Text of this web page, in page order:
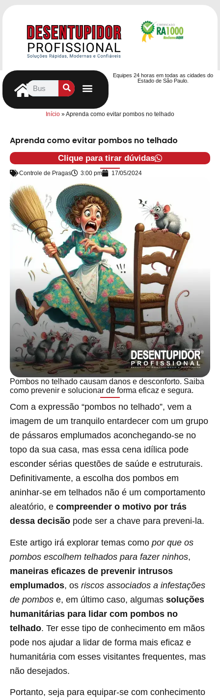
Equipes 24 horas em todas as cidades do
Estado de São Paulo.
Início »Aprenda como evitar pombos no telhado
Aprenda como evitar pombos no telhado
Clique para tirar dúvidas
Controle de Pragas 3:00 pm 17/05/2024
Pombos no telhado causam danos e desconforto. Saiba
como prevenir e solucionar de forma eficaz e segura.
Com a expressão “pombos no telhado”, vem a
imagem de um tranquilo entardecer com um grupo
de pássaros emplumados aconchegando-se no
topo da sua casa, mas essa cena idílica pode
esconder sérias questões de saúde e estruturais.
Definitivamente, a escolha dos pombos em
aninhar-se em telhados não é um comportamento
aleatório, e compreender o motivo por trás
dessa decisão pode ser a chave para preveni-la.
Este artigo irá explorar temas como por que os
pombos escolhem telhados para fazer ninhos,
maneiras eficazes de prevenir intrusos
emplumados, os riscos associados a infestações
de pombos e, em último caso, algumas soluções
humanitárias para lidar com pombos no
telhado. Ter esse tipo de conhecimento em mãos
pode nos ajudar a lidar de forma mais eficaz e
humanitária com esses visitantes frequentes, mas
não desejados.
Portanto, seja para equipar-se com conhecimento